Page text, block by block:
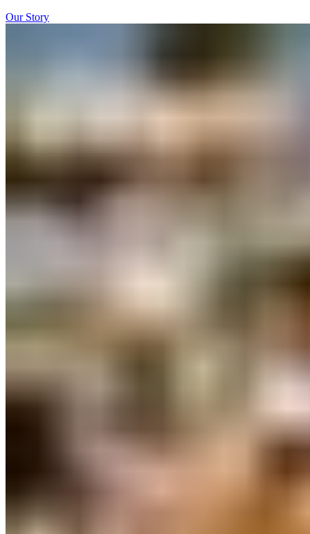
Our Story​​​​‌ ‍ ​‍​‍‌‍ ‌ ​‍‌‍‍‌‌‍‌ ‌‍‍‌‌‍ ‍​‍​‍​ ‍‍​‍​‍‌ ​ ‌‍​‌‌‍ ‍‌‍‍‌‌ ‌​‌ ‍‌​‍ ‍‌‍‍‌‌‍ ​‍​‍​‍ ​​‍​‍‌‍‍​‌ ​‍‌‍‌‌‌‍‌‍​‍​‍​ ‍‍​‍​‍‌‍‍​‌ ‌​‌ ‌​‌ ​​‌ ​ ​ ‍‍​‍ ​‍ ‌‍ ​​‍ ‌‌‍​‌‌‍ ‍‌‍‌​​‍ ‌‌ ​‍​‍ ‌‌‍‍​‌‍ ‌ ‌​‌‍‌‌‌‍ ​‌ ​ ​‍ ‌‌ ​ ‌ ‌​‌ ‌‌‌‍‌​‌‍‍‌‌‍ ​‍ ‍‌ ‌‍‌‍‌‌‌ ​‍‌‍​ ‌‍‌‌‌‍ ​​‍ ‍‌‍​‌‌ ​​‌ ​​​‍ ‌‍‍‌‌‍ ‍‌ ‌​‌‍‌‌‌‍ ‍‌ ‌​​‍ ‌‍‌‌‌‍‌​‌‍‍‌‌ ‌​​‍ ‌‍ ‌‌‍ ‌‍‌​‌‍‌‌​ ‌‌ ​​‌ ​‍‌‍‌‌‌ ​ ‌‍‌‌‌‍ ‍‌ ‌​‌‍​‌‌ ‌​‌‍‍‌‌‍ ‌‍ ‍​ ‍ ‌‍‍‌‌‍‌​​ ‌‌‍‍​‌‍ ‌ ‌​‌‍‌‌‌‍ ​‌‌​ ‌‍‍‌‌ ‌​‌‍‌‌‌​‍​‌‍ ‌‍ ‌‌‍‌‌‌‌​​‌‍​‌‌‍‌ ‌‍‌‌​‍ ‌‌‍​ ​ ‍​‌‍‌‍‌‍‌​​ ‌ ​ ​​​ ​‌​ ​ ​‍ ‌​ ​‌​ ‌ ​ ​​​ ‌ ​‍ ‌​ ‌​‌‍‌​‌‍‌‌​ ‌‌​‍ ‌‌‍​‌​ ​​‌‍‌‍‌‍​‌​‍ ‌​ ​‌‌‍‌‍​ ‌‌​ ‌‌‌‍​ ​ ​​​ ‌ ​ ​‍‌‍​ ​ ​​​ ‌​‌‍‌‌​ ‍ ‌ ‌​‌ ‍‌‌ ​​‌‍‌‌​ ‌‌‍‍​‌‍ ‌ ‌​‌‍‌‌‌‍ ​‌‌​ ‌‍‍‌‌ ‌​‌‍‌‌‌​‍​‌‍ ‌‍ ‌‌‍‌‌‌‌​​‌‍​‌‌‍‌ ‌‍‌‌​ ‍ ‌ ​​‌‍​‌‌ ‌​‌‍‍​​ ‌‌ ​​‌‍​‌‌‍‌ ‌‍‌‌‌​​‍‌ ‌‌‌‍‍‌‌‍ ​‌‍‌​‌‍‌‌‌ ​‍​‍‌‌​ ‌‌‌​​‍‌‌ ‌‍‍ ‌‍‌‌‌ ‍‌​‍‌‌​ ​ ‌​‌​​‍‌‌​ ​ ‌​‌​​‍‌‌​ ​‍​ ​‍‌‍​‍​ ​ ​ ‌‍‌‍​‌‌‍‌​​ ​‍​ ‌‌​ ​ ​ ​‌‌‍‌‍​ ‌​‌‍​ ​‍‌‌​ ​‍​ ​‍​‍‌‌​ ‌‌‌​‌​​‍ ‍‌ ​​‌ ​‍‌‍‍‌‌‍ ‌‌‍​‌‌ ​‍‌ ‍‌‌​​ ‌ ‌​‌‍​‌​‍ ‍‌‍ ​‌‍​‌‌‍​‍‌‍‌‌‌‍ ​​ ‌‍​‍‌‍​‌‌ ​ ‌‍‌‌‌‌‌‌‌ ​‍‌‍ ​​ ‌‌‍‍​‌ ‌​‌ ‌​‌ ​​‌ ​ ​‍‌‌​ ​ ‌​​‌​‍‌‌​ ​‍‌​‌‍​‍‌‌​ ​‍‌​‌‍‌‍ ​​‍ ‌‌‍​‌‌‍ ‍‌‍‌​​‍ ‌‌ ​‍​‍ ‌‌‍‍​‌‍ ‌ ‌​‌‍‌‌‌‍ ​‌ ​ ​‍ ‌‌ ​ ‌ ‌​‌ ‌‌‌‍‌​‌‍‍‌‌‍ ​‍ ‍‌ ‌‍‌‍‌‌‌ ​‍‌‍​ ‌‍‌‌‌‍ ​​‍ ‍‌‍​‌‌ ​​‌ ​​​‍‌‍‌‍‍‌‌‍‌​​ ‌‌‍‍​‌‍ ‌ ‌​‌‍‌‌‌‍ ​‌‌​ ‌‍‍‌‌ ‌​‌‍‌‌‌​‍​‌‍ ‌‍ ‌‌‍‌‌‌‌​​‌‍​‌‌‍‌ ‌‍‌‌​‍ ‌‌‍​ ​ ‍​‌‍‌‍‌‍‌​​ ‌ ​ ​​​ ​‌​ ​ ​‍ ‌​ ​‌​ ‌ ​ ​​​ ‌ ​‍ ‌​ ‌​‌‍‌​‌‍‌‌​ ‌‌​‍ ‌‌‍​‌​ ​​‌‍‌‍‌‍​‌​‍ ‌​ ​‌‌‍‌‍​ ‌‌​ ‌‌‌‍​ ​ ​​​ ‌ ​ ​‍‌‍​ ​ ​​​ ‌​‌‍‌‌​‍‌‍‌ ‌​‌ ‍‌‌ ​​‌‍‌‌​ ‌‌‍‍​‌‍ ‌ ‌​‌‍‌‌‌‍ ​‌‌​ ‌‍‍‌‌ ‌​‌‍‌‌‌​‍​‌‍ ‌‍ ‌‌‍‌‌‌‌​​‌‍​‌‌‍‌ ‌‍‌‌​‍‌‍‌ ​​‌‍​‌‌ ‌​‌‍‍​​ ‌‌ ​​‌‍​‌‌‍‌ ‌‍‌‌‌​​‍‌ ‌‌‌‍‍‌‌‍ ​‌‍‌​‌‍‌‌‌ ​‍​‍‌‌​ ‌‌‌​​‍‌‌ ‌‍‍ ‌‍‌‌‌ ‍‌​‍‌‌​ ​ ‌​‌​​‍‌‌​ ​ ‌​‌​​‍‌‌​ ​‍​ ​‍‌‍​‍​ ​ ​ ‌‍‌‍​‌‌‍‌​​ ​‍​ ‌‌​ ​ ​ ​‌‌‍‌‍​ ‌​‌‍​ ​‍‌‌​ ​‍​ ​‍​‍‌‌​ ‌‌‌​‌​​‍ ‍‌ ​​‌ ​‍‌‍‍‌‌‍ ‌‌‍​‌‌ ​‍‌ ‍‌‌​​ ‌ ‌​‌‍​‌​‍ ‍‌‍ ​‌‍​‌‌‍​‍‌‍‌‌‌‍ ​​‍‌‍‌ ​​‌‍‌‌‌ ​‍‌ ​ ‌ ​​‌‍‌‌‌‍​ ‌ ‌​‌‍‍‌‌ ‌‍‌‍‌‌​ ‌‌ ​​‌ ‌‌‌‍​‍‌‍ ​‌‍‍‌‌ ​ ‌‍‍​‌‍‌‌‌‍‌​​‍​‍‌ ‌